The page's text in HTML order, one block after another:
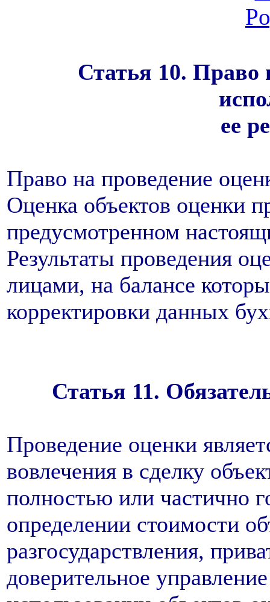
Статья 10. Право
ее
Право на проведение
Оценка объектов оценки
предусмотренном
Результаты проведения
лицами, на балансе
корректировки данных
Статья 11.
Проведение оценки
вовлечения в сделку
полностью или частично
определении стоимости
разгосударствления,
доверительное